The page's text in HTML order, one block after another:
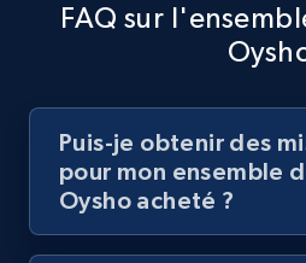
FAQ sur
Puis-je obtenir des
pour mon ensemble
Oysho acheté ?